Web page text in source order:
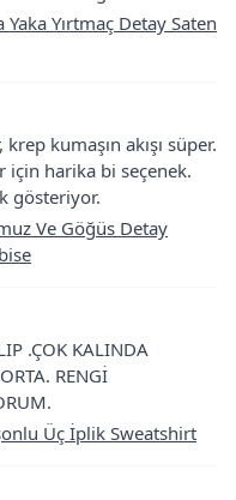
Yırtmaç Detay Saten
kumaşın akışı süper.
harika bi seçenek.
gösteriyor.
Ve Göğüs Detay
.ÇOK KALINDA
RENGİ
Üç İplik Sweatshirt